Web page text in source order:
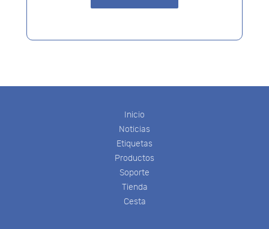
Inicio
Noticias
Etiquetas
Productos
Soporte
Tienda
Cesta